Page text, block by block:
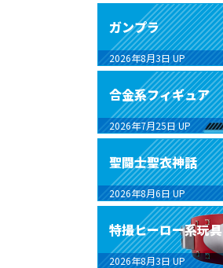
ガンプラ
2026年8月3日 UP
合金系フィギュア
2026年7月25日 UP
聖闘士聖衣神話
2026年8月6日 UP
特撮ヒーロー系玩具
2026年8月3日 UP